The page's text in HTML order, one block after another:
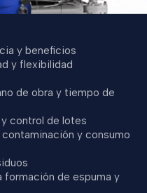
y beneficios
y flexibilidad
de obra y tiempo de
control de lotes
y consumo
formación de espuma y